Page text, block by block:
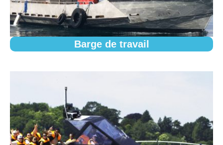
Barge de travail